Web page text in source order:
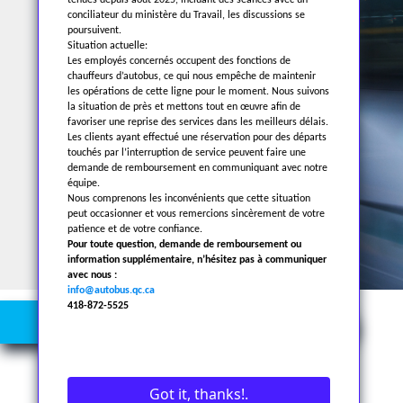
Discover our offers
conciliateur du ministère du Travail, les discussions se
poursuivent.
Situation actuelle:
Les employés concernés occupent des fonctions de
chauffeurs d’autobus, ce qui nous empêche de maintenir
les opérations de cette ligne pour le moment. Nous suivons
la situation de près et mettons tout en œuvre afin de
favoriser une reprise des services dans les meilleurs délais.
Les clients ayant effectué une réservation pour des départs
touchés par l’interruption de service peuvent faire une
demande de remboursement en communiquant avec notre
équipe.
Nous comprenons les inconvénients que cette situation
peut occasionner et vous remercions sincèrement de votre
patience et de votre confiance.
Pour toute question, demande de remboursement ou
information supplémentaire, n’hésitez pas à communiquer
avec nous :
info@autobus.qc.ca
418-872-5525
Got it, thanks!.